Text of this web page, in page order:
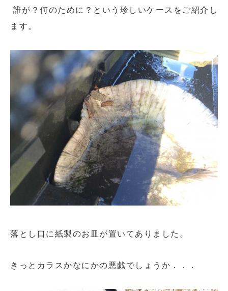
誰が？何のために？という珍しいケースをご紹介し
ます。
落とし口に紙製のお皿が置いてありました。
きっとカラスかなにかの悪戯でしょうか．．．